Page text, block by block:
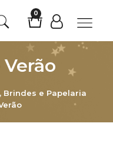
0
Brindes e Papelaria